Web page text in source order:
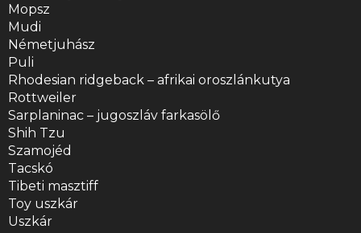
Mopsz
Mudi
Németjuhász
Puli
Rhodesian ridgeback – afrikai oroszlánkutya
Rottweiler
Sarplaninac – jugoszláv farkasölő
Shih Tzu
Szamojéd
Tacskó
Tibeti masztiff
Toy uszkár
Uszkár